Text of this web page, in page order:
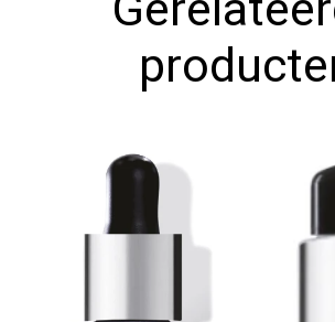
Camelia olie (2%)
Vit PP: Brengt comfort en voedt de huid.
Soft Focus: Verheldert en licht de
Volle, fluweelzachte crème textuur.
GEBRUIKSAANWIJZING
Aanbrengen ’s ochtend en ’s avonds op